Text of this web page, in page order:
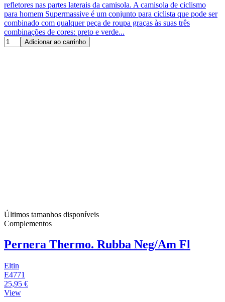
refletores nas partes laterais da camisola. A camisola de ciclismo
para homem Supermassive é um conjunto para ciclista que pode ser
combinado com qualquer peça de roupa graças às suas três
combinações de cores: preto e verde...
Adicionar ao carrinho
Últimos tamanhos disponíveis
Complementos
Pernera Thermo. Rubba Neg/Am Fl
Eltin
E4771
25,95 €
View